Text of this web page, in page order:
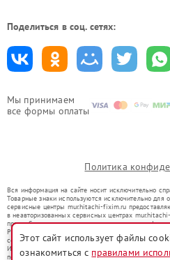
Мы принимаем
все формы оплаты
Поделиться в соц. сетях:
Политика
Вся информация на сайте носит исключительно
Товарные знаки используются исключительно для
сервисные центры mur.hitachi-fixim.ru
в неавторизованных сервисных центрах
правообладателями товарных знаков или их
Ремонт осуществляется для устройств, уже
со статьей 1487 ГК РФ.
Использование товарных знаков не преследует
потребителей в заблуждение, а служит для
Этот сайт использует файлы
ознакомиться с правилами